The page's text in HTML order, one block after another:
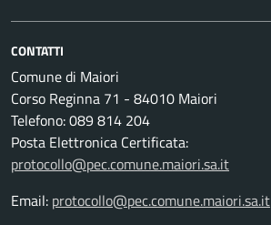
CONTATTI
Comune di Maiori
Corso Reginna 71 - 84010 Maiori
Telefono: 089 814 204
Posta Elettronica Certificata:
protocollo@pec.comune.maiori.sa.it
Email: protocollo@pec.comune.maiori.sa.it